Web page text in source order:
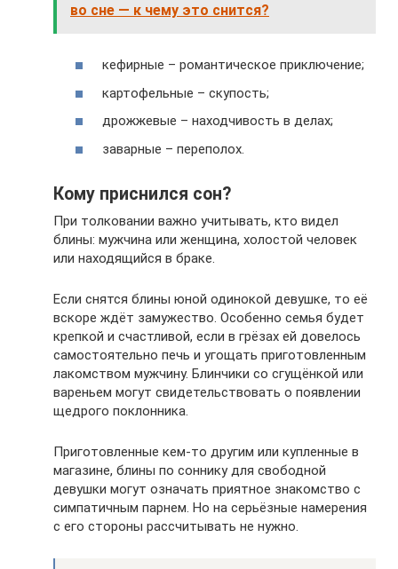
во сне — к чему это снится?
кефирные – романтическое приключение;
картофельные – скупость;
дрожжевые – находчивость в делах;
заварные – переполох.
Кому приснился сон?
При толковании важно учитывать, кто видел
блины: мужчина или женщина, холостой человек
или находящийся в браке.
Если снятся блины юной одинокой девушке, то её
вскоре ждёт замужество. Особенно семья будет
крепкой и счастливой, если в грёзах ей довелось
самостоятельно печь и угощать приготовленным
лакомством мужчину. Блинчики со сгущёнкой или
вареньем могут свидетельствовать о появлении
щедрого поклонника.
Приготовленные кем-то другим или купленные в
магазине, блины по соннику для свободной
девушки могут означать приятное знакомство с
симпатичным парнем. Но на серьёзные намерения
с его стороны рассчитывать не нужно.